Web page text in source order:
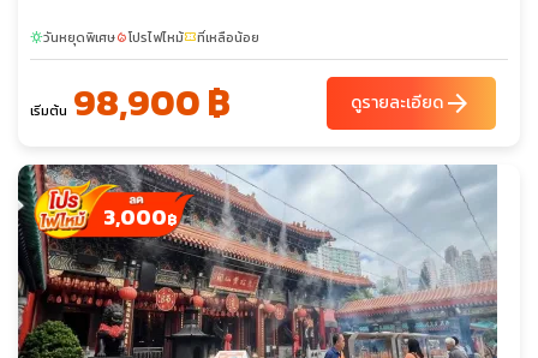
sunnyวันหยุดพิเศษlocal_fire_departmentโปรไฟไหม้confirmation_numberที่เหลือน้อย
เริ่มต้น 98,900 ฿ ดูรายละเอียดarrow_forward
3,000฿